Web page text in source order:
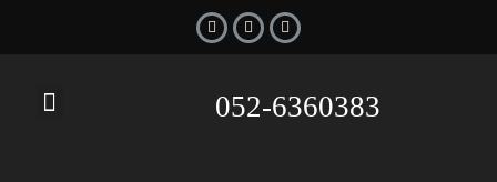
052-6360383